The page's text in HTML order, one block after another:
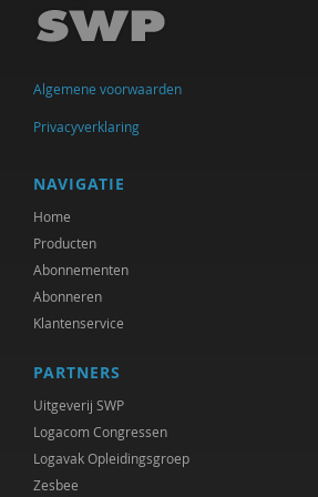
Mirjam-Iris Crox
Richard de Brabander
Peter de Groot
Michiel de Ronde
Marcel de Rooij
Ineke de Vries
Jan den Bakker
Gerard Drosterij
Saar Frieling
Marjorieke Glaudemans
Algemene voorwaarden
Privacyverklaring
NAVIGATIE
Home
Producten
Abonnementen
Abonneren
Klantenservice
PARTNERS
Uitgeverij SWP
Logacom Congressen
Logavak Opleidingsgroep
Zesbee